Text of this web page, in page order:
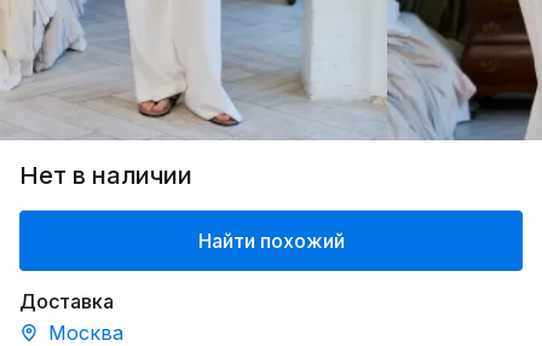
Нет в наличии
Найти похожий
Доставка
Москва